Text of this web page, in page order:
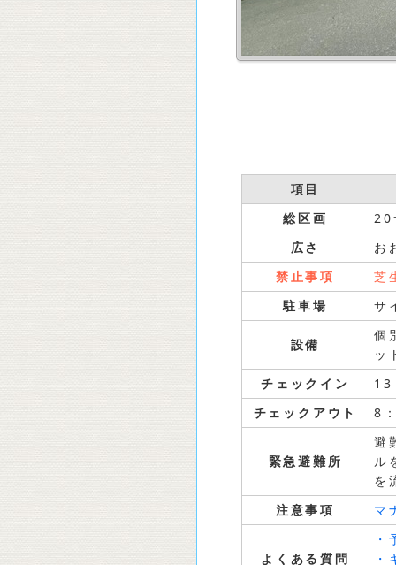
項目
総区画
20
広さ
お
禁止事項
芝
駐車場
サ
設備
個
ッ
チェックイン
13
チェックアウト
8
緊急避難所
避
ル
を
注意事項
マ
よくある質問